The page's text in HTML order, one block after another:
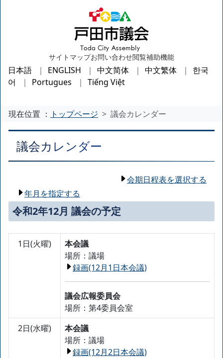
サイトマップお問い合わせ閲覧補助機能
日本語 ENGLISH 中文简体 中文繁体
한국
어
Portugues Tiếng Việt
現在位置 ： トップページ 議会カレンダー
議会カレンダー
会期日程表を選択する
年月を指定する
令和2年12月 議会の予定
1日(火曜)
本会議
場所：議場
録画(12月1日本会議)
議会広報委員会
場所：第4委員会室
2日(水曜)
本会議
場所：議場
録画(12月2日本会議)